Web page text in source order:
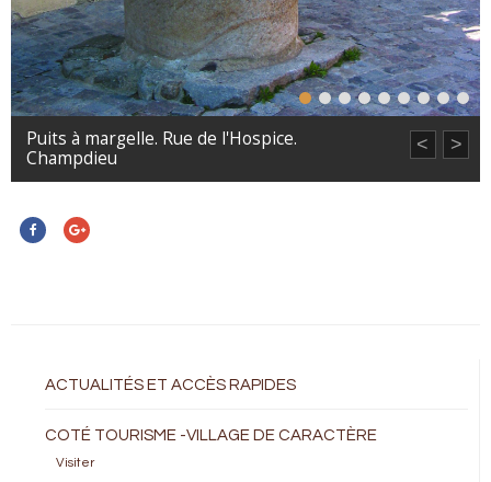
< >
Puits à margelle. Rue de l'Hospice.
Champdieu
ACTUALITÉS ET ACCÈS RAPIDES
COTÉ TOURISME -VILLAGE DE CARACTÈRE
Visiter